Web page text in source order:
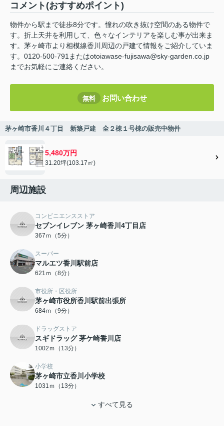
コメント(おすすめポイント)
物件から駅まで徒歩8分です。憧れの吹き抜け空間のある物件で
す。折上天井を利用して、色々なインテリアを楽しむ事が出来ま
す。茅ヶ崎市より相模線香川周辺の戸建て情報をご紹介していま
す。0120-500-791またはotoiawase-fujisawa@sky-garden.co.jp
までお気軽にご連絡ください。
無料 お問い合わせ
茅ヶ崎市香川４丁目 新築戸建 全２棟１号棟の販売中物件
5,480万円
31.20坪(103.17㎡)
周辺施設
コンビニエンスストア
セブンイレブン 茅ヶ崎香川4丁目店
367ｍ（5分）
スーパー
マルエツ香川駅前店
621ｍ（8分）
市役所・区役所
茅ヶ崎市役所香川駅前出張所
684ｍ（9分）
ドラッグストア
スギドラッグ 茅ケ崎香川店
1002ｍ（13分）
小学校
茅ヶ崎市立香川小学校
1031ｍ（13分）
すべて見る